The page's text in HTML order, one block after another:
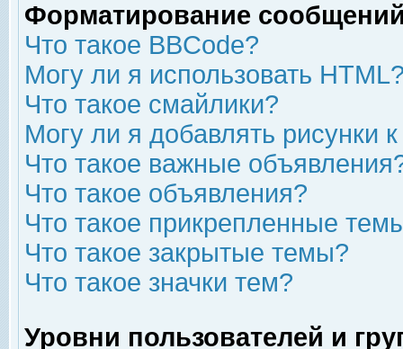
Форматирование
Что такое BBCode?
Могу ли я использовать
Что такое смайлики?
Могу ли я добавлять рисунки
Что такое важные
Что такое объявления?
Что такое прикрепленные
Что такое закрытые темы?
Что такое значки тем?
Уровни пользователей и